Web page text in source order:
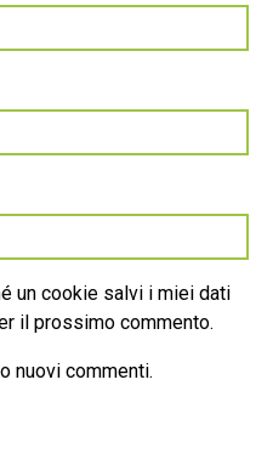
un cookie salvi i miei dati
il prossimo commento.
nuovi commenti.